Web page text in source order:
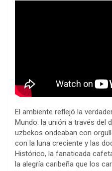
El ambiente reflejó la
Mundo: la unión a través del
uzbekos ondeaban con
con la luna creciente y las
Histórico, la fanaticada
la alegría caribeña que los